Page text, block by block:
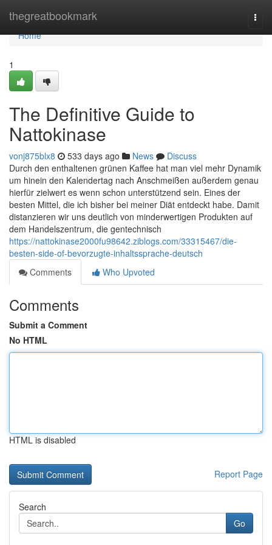
thegreatbookmark
Home
Home
1
The Definitive Guide to
Nattokinase
vonj875blx8 533 days ago News
Discuss
Durch den enthaltenen grünen Kaffee hat man viel mehr Dynamik
um hinein den Kalendertag nach Anschmeißen außerdem genau
hierfür zielwert es wenn schon unterstützend sein. Eines der
besten Mittel, die ich bisher bei meiner Diät entdeckt habe. Damit
distanzieren wir uns deutlich von minderwertigen Produkten auf
dem Handelszentrum, die gentechnisch
https://nattokinase2000fu98642.ziblogs.com/33315467/die-
besten-side-of-bevorzugte-inhaltssprache-deutsch
Comments
Who Upvoted
Comments
Submit a Comment
No HTML
HTML is disabled
Report Page
Search
Go